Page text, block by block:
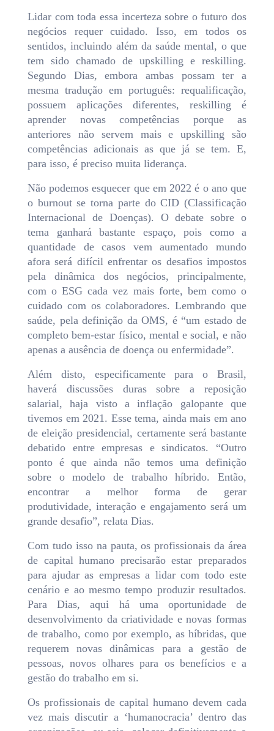
Lidar com toda essa incerteza sobre o futuro dos
negócios requer cuidado. Isso, em todos os
sentidos, incluindo além da saúde mental, o que
tem sido chamado de upskilling e reskilling.
Segundo Dias, embora ambas possam ter a
mesma tradução em português: requalificação,
possuem aplicações diferentes, reskilling é
aprender novas competências porque as
anteriores não servem mais e upskilling são
competências adicionais as que já se tem. E,
para isso, é preciso muita liderança.
Não podemos esquecer que em 2022 é o ano que
o burnout se torna parte do CID (Classificação
Internacional de Doenças). O debate sobre o
tema ganhará bastante espaço, pois como a
quantidade de casos vem aumentado mundo
afora será difícil enfrentar os desafios impostos
pela dinâmica dos negócios, principalmente,
com o ESG cada vez mais forte, bem como o
cuidado com os colaboradores. Lembrando que
saúde, pela definição da OMS, é “um estado de
completo bem-estar físico, mental e social, e não
apenas a ausência de doença ou enfermidade”.
Além disto, especificamente para o Brasil,
haverá discussões duras sobre a reposição
salarial, haja visto a inflação galopante que
tivemos em 2021. Esse tema, ainda mais em ano
de eleição presidencial, certamente será bastante
debatido entre empresas e sindicatos. “Outro
ponto é que ainda não temos uma definição
sobre o modelo de trabalho híbrido. Então,
encontrar a melhor forma de gerar
produtividade, interação e engajamento será um
grande desafio”, relata Dias.
Com tudo isso na pauta, os profissionais da área
de capital humano precisarão estar preparados
para ajudar as empresas a lidar com todo este
cenário e ao mesmo tempo produzir resultados.
Para Dias, aqui há uma oportunidade de
desenvolvimento da criatividade e novas formas
de trabalho, como por exemplo, as híbridas, que
requerem novas dinâmicas para a gestão de
pessoas, novos olhares para os benefícios e a
gestão do trabalho em si.
Os profissionais de capital humano devem cada
vez mais discutir a ‘humanocracia’ dentro das